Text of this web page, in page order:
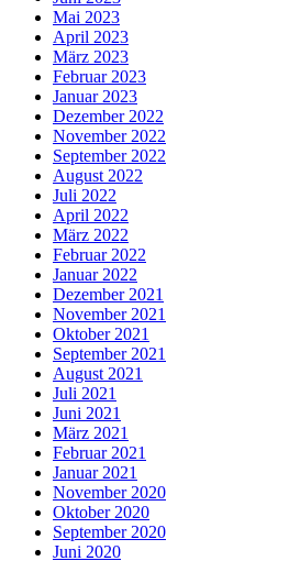
Mai 2023
April 2023
März 2023
Februar 2023
Januar 2023
Dezember 2022
November 2022
September 2022
August 2022
Juli 2022
April 2022
März 2022
Februar 2022
Januar 2022
Dezember 2021
November 2021
Oktober 2021
September 2021
August 2021
Juli 2021
Juni 2021
März 2021
Februar 2021
Januar 2021
November 2020
Oktober 2020
September 2020
Juni 2020